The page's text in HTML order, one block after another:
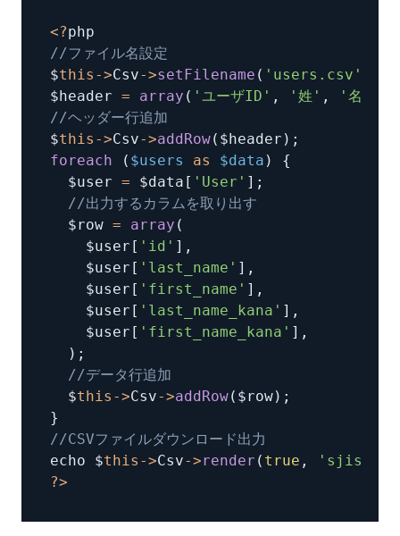
<?
//ファイル名設定
$this ->Csv->setFilename ( 'users.csv'
$header = array ( 'ユーザID' , '姓' , '名'
//ヘッダー行追加
$this ->Csv->addRow( $header ) ;
foreach
( $users as $data )
{
$user = $data [ 'User' ] ;
//出力するカラムを取り出す
$row = array (
$user [ 'id' ] ,
$user [ 'last_name' ] ,
$user [ 'first_name' ] ,
$user [ 'last_name_kana' ] ,
$user [ 'first_name_kana' ] ,
) ;
//データ行追加
$this ->Csv->addRow( $row) ;
}
//CSVファイルダウンロード出力
echo $this ->Csv->render ( true ,
'sjis-
?>